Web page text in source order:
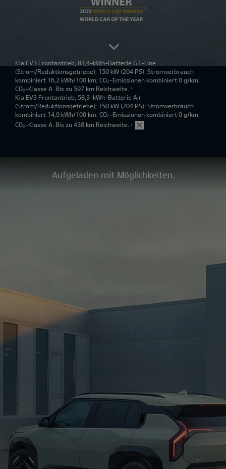
Kia EV3 Frontantrieb, 81,4-kWh-Batterie GT-Line
(Strom/Reduktionsgetriebe); 150 kW (204 PS): Stromverbrauch
kombiniert 16,2 kWh/100 km; CO₂-Emissionen kombiniert 0 g/km;
CO₂-Klasse A. Bis zu 597 km Reichweite.
Kia EV3 Frontantrieb, 58,3-kWh-Batterie Air
(Strom/Reduktionsgetriebe); 150 kW (204 PS): Stromverbrauch
kombiniert 14,9 kWh/100 km; CO₂-Emissionen kombiniert 0 g/km;
CO₂-Klasse A. Bis zu 438 km Reichweite.
1
Aufgeladen mit Möglichkeiten.